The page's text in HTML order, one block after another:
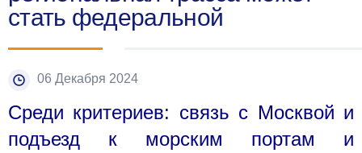
стать федеральной
06 Декабря 2024
Среди критериев: связь с Москвой и
подъезд к морским портам и